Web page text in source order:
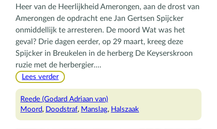
Heer van de Heerlijkheid Amerongen, aan de drost van
Amerongen de opdracht ene Jan Gertsen Spijcker
onmiddellijk te arresteren. De moord Wat was het
geval? Drie dagen eerder, op 29 maart, kreeg deze
Spijcker in Breukelen in de herberg De Keyserskroon
ruzie met de herbergier.…
Lees verder:
Adriaan
beschikt
Reede (Godard Adriaan van)
Moord, Doodstraf, Manslag, Halszaak